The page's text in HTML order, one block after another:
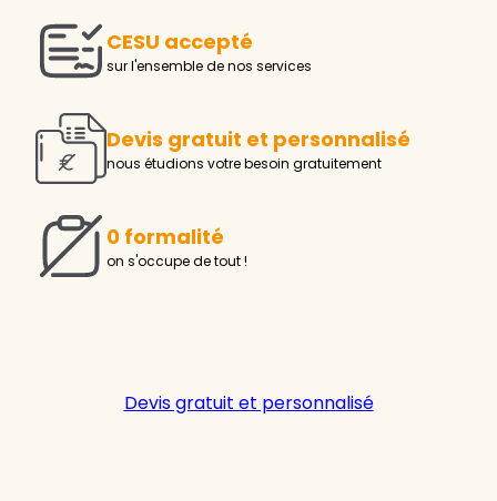
CESU accepté
sur l'ensemble de nos services
Devis gratuit et personnalisé
nous étudions votre besoin gratuitement
0 formalité
on s'occupe de tout !
Devis gratuit et personnalisé